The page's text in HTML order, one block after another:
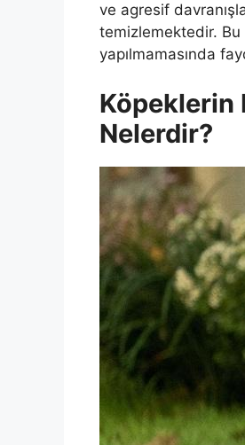
ve agresif
temizlemektedir.
yapılmamasında
Köpeklerin
Nelerdir?